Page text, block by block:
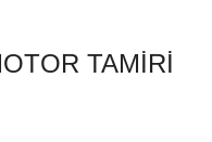
TAMIRI